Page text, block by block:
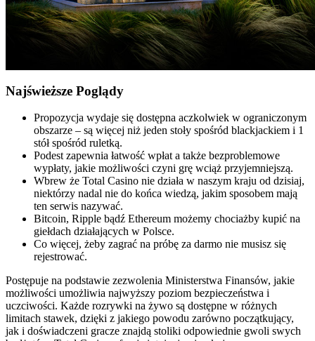
Najświeższe Poglądy
Propozycja wydaje się dostępna aczkolwiek w ograniczonym
obszarze – są więcej niż jeden stoły spośród blackjackiem i 1
stół spośród ruletką.
Podest zapewnia łatwość wpłat a także bezproblemowe
wypłaty, jakie możliwości czyni grę wciąż przyjemniejszą.
Wbrew że Total Casino nie działa w naszym kraju od dzisiaj,
niektórzy nadal nie do końca wiedzą, jakim sposobem mają
ten serwis nazywać.
Bitcoin, Ripple bądź Ethereum możemy chociażby kupić na
giełdach działających w Polsce.
Co więcej, żeby zagrać na próbę za darmo nie musisz się
rejestrować.
Postępuje na podstawie zezwolenia Ministerstwa Finansów, jakie
możliwości umożliwia najwyższy poziom bezpieczeństwa i
uczciwości. Każde rozrywki na żywo są dostępne w różnych
limitach stawek, dzięki z jakiego powodu zarówno początkujący,
jak i doświadczeni gracze znajdą stoliki odpowiednie gwoli swych